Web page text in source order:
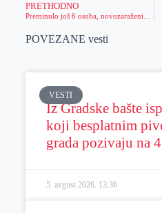
PRETHODNO
POVEZANE vesti
VESTI
Iz Gradske bašte
koji besplatnim
grada pozivaju na
5. avgust 2026. 13:36